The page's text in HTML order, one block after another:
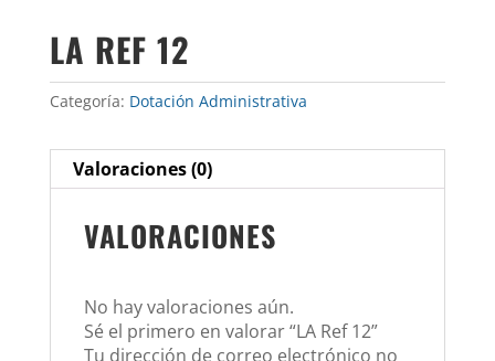
LA REF 12
Categoría: Dotación Administrativa
Valoraciones (0)
VALORACIONES
No hay valoraciones aún.
Sé el primero en valorar “LA Ref 12”
Tu dirección de correo electrónico no